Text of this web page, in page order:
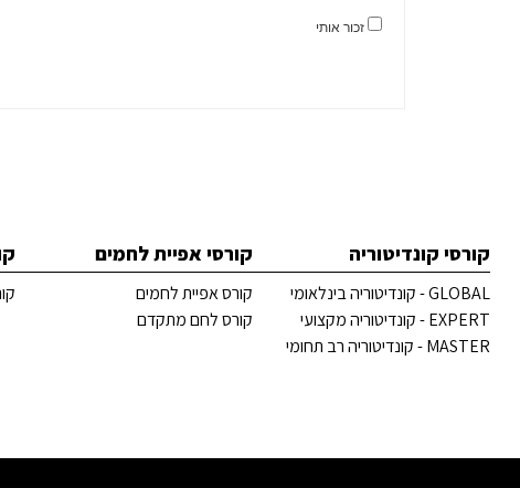
זכור אותי
קורסי קונדיטוריה
GLOBAL - קונדיטוריה בינלאומי
EXPERT - קונדיטוריה מקצועי
MASTER - קונדיטוריה רב תחומי
קורסי אפיית לחמים
קורס אפיית לחמים
קורס לחם מתקדם